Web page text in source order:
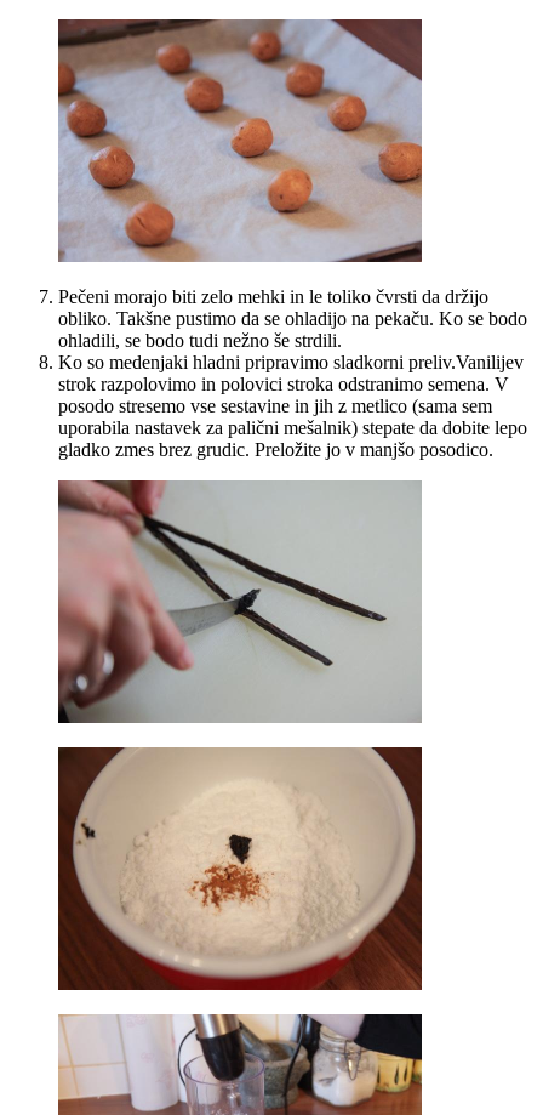
Pečeni morajo biti zelo mehki in le toliko čvrsti da držijo
obliko. Takšne pustimo da se ohladijo na pekaču. Ko se bodo
ohladili, se bodo tudi nežno še strdili.
Ko so medenjaki hladni pripravimo sladkorni preliv.Vanilijev
strok razpolovimo in polovici stroka odstranimo semena. V
posodo stresemo vse sestavine in jih z metlico (sama sem
uporabila nastavek za palični mešalnik) stepate da dobite lepo
gladko zmes brez grudic. Preložite jo v manjšo posodico.